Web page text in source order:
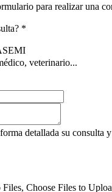
para realizar una
*
veterinario...
detallada su consulta
Choose Files to